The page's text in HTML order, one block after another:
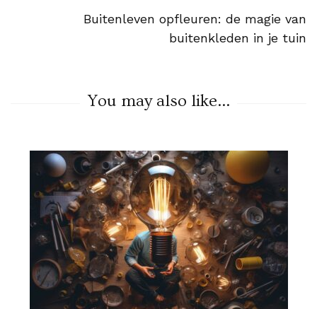
Buitenleven opfleuren: de magie van
buitenkleden in je tuin
You may also like...